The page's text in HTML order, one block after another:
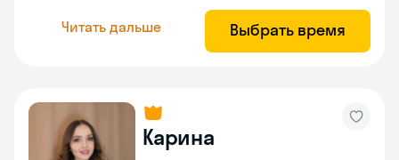
Читать дальше Выбрать время
Карина